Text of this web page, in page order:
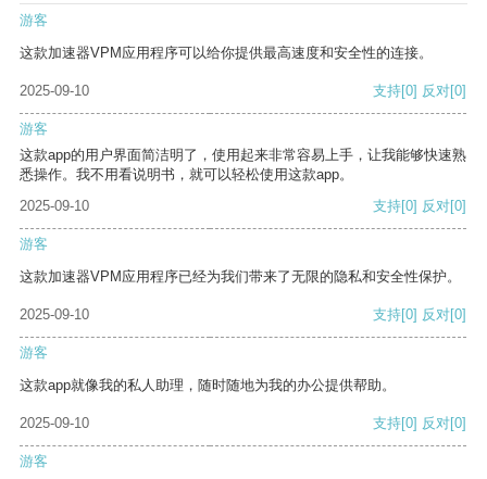
游客
这款加速器VPM应用程序可以给你提供最高速度和安全性的连接。
2025-09-10 支持[0] 反对[0]
游客
这款app的用户界面简洁明了，使用起来非常容易上手，让我能够快速熟
悉操作。我不用看说明书，就可以轻松使用这款app。
2025-09-10
支持[0] 反对[0]
游客
这款加速器VPM应用程序已经为我们带来了无限的隐私和安全性保护。
2025-09-10 支持[0] 反对[0]
游客
这款app就像我的私人助理，随时随地为我的办公提供帮助。
2025-09-10 支持[0] 反对[0]
游客